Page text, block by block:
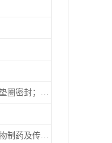
压铸铝合金壳体；环氧树脂涂层；垫圈密封；卡紧螺丝
采矿、造纸制浆、化工、石化、生物制药及传统工业应用领域